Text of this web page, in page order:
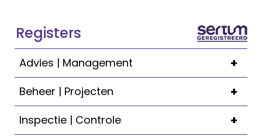
Registers
+
Advies | Management
+
Beheer | Projecten
+
Inspectie | Controle